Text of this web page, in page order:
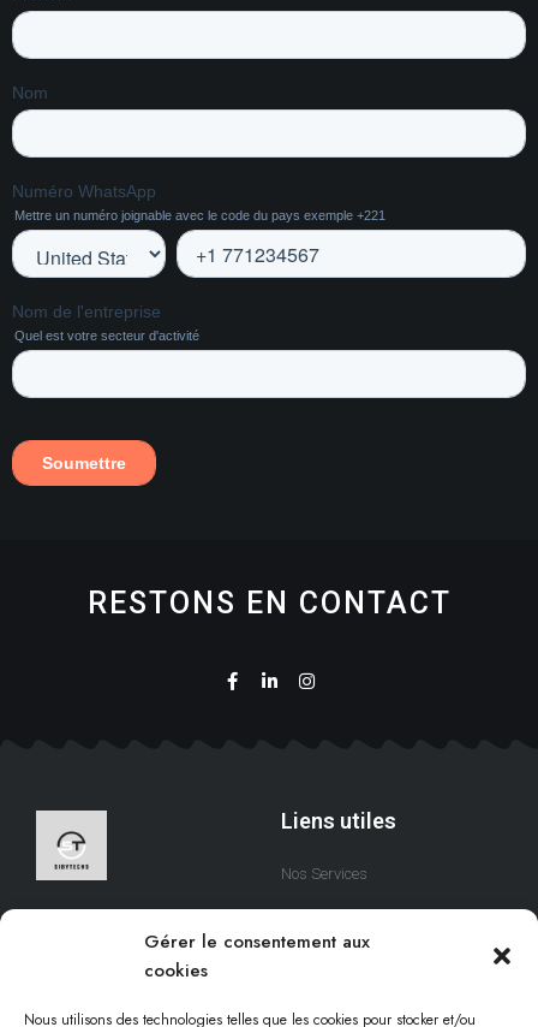
Gérer le consentement aux
cookies
Nous utilisons des technologies telles que les cookies pour stocker et/ou
RESTONS EN CONTACT
qui s’efforce de créer des
solutions digitales qui
Liens utiles
Nos Services
A Propos